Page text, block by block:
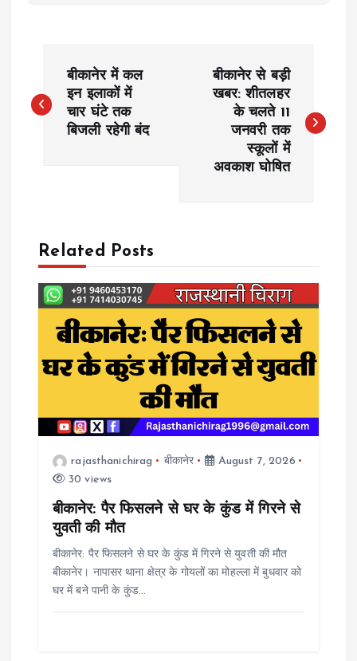
o
a
v
g
a
बीकानेर में कल
इन इलाकों में
चार घंटे तक
बिजली रहेगी बंद
बीकानेर से बड़ी
खबर: शीतलहर
के चलते 11
जनवरी तक
स्कूलों में
अवकाश घोषित
Related Posts
rajasthanichirag बीकानेर
August 7, 2026
30 views
बीकानेर: पैर फिसलने से घर के कुंड में गिरने से
युवती की मौत
बीकानेर: पैर फिसलने से घर के कुंड में गिरने से युवती की मौत
बीकानेर। नापासर थाना क्षेत्र के गोयलों का मोहल्ला में बुधवार को
घर में बने पानी के कुंड…